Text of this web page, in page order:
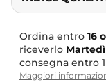
Ordina entro 16
riceverlo Martedì
consegna entro
Maggiori